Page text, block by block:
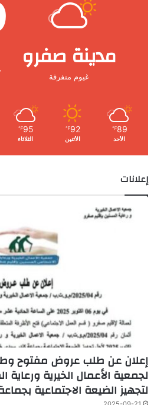
مدينة صفرو
غيوم متفرقة
89
℉
الأحد
92
℉
الأثنين
95
℉
الثلاثاء
إعلانات
لجمعية الأعمال الخيرية
لتجهيز الضيعة الاجتماعية